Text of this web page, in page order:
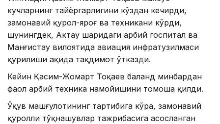
кучларнинг тайёргарлигини кўздан кечирди,
замонавий қурол-яроғ ва техникани кўрди,
шунингдек, Aктау шаҳридаги ҳарбий госпитал ва
Манғистау вилоятида авиация инфратузилмаси
қурилиши ҳақида тақдимот ўтказди.
Кейин Қасим-Жомарт Тоқаев баланд минбардан
фаол ҳарбий техника намойишини томоша қилди.
Ўқув машғулотининг тартибига кўра, замонавий
қуролли тўқнашувлар тажрибасига асосланган